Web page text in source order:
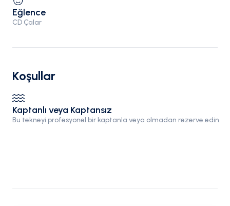
Eğlence
CD Çalar
Koşullar
Kaptanlı veya Kaptansız
Bu tekneyi profesyonel bir kaptanla veya olmadan rezerve edin.